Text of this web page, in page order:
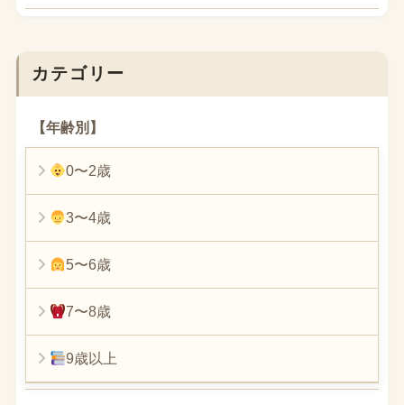
カテゴリー
【年齢別】
0〜2歳
3〜4歳
5〜6歳
7〜8歳
9歳以上